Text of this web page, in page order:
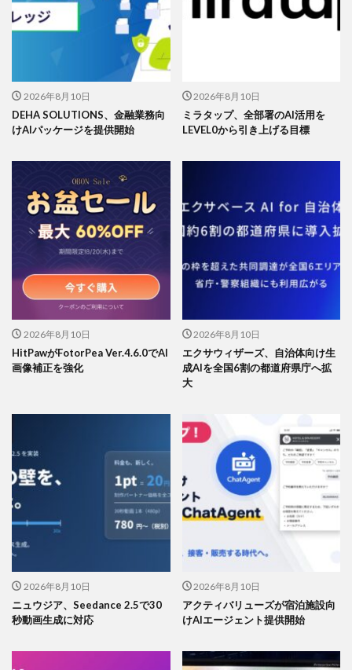
2026年8月10日
DEHA SOLUTIONS、金融業務向
けAIパッケージを提供開始
2026年8月10日
ミラタップ、全部署のAI活用を
LEVEL0から引き上げる目標
2026年8月10日
HitPawがFotorPea Ver.4.6.0でAI
画像補正を強化
2026年8月10日
エクサウィザーズ、自治体向け生
成AIを全国6割の都道府県庁へ拡
大
2026年8月10日
ニュウジア、Seedance 2.5で30
秒動画生成に対応
2026年8月10日
アクティバリューズが宿泊施設向
けAIエージェント提供開始